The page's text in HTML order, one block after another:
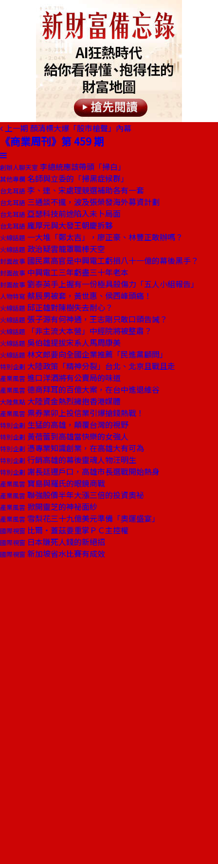
上一期 顏清標大爆「股市槍聲」內幕
《商業周刊》第 459 期
創辦人聊天室 李總統應該帶頭「掃白」
其他專欄 名師與立委的「掃黑症候群」
台北耳語 李、連、宋處理競選補助各有一套
台北耳語 三通談不攏，波及張榮發海外募資計劃
台北耳語 亞瑟科技前途陷入未卜局面
台北耳語 龐厚元與大發王朝慶拆夥
火線話題 一大堆「鄭太吉」，廖正豪、林豐正敢辦嗎？
火線話題 政治疑雲籠罩職棒天空
封面故事 國民黨高官是中興電工虧損八十一億的幕後黑手？
封面故事 中興電工三年虧盡三十年老本
封面故事 劉泰英手上握有一份極具殺傷力「五人小組報告」
人物特寫 蔡辰男被套，黃世惠、侯西峰頭痛！
火線話題 邱正雄對陳樹失去耐心？
火線話題 張子源有何神通，王志剛只敢口頭告誡？
火線話題 「非主流大本營」中經院將被整肅？
火線話題 吳伯雄提拔宋系人馬周康美
火線話題 林文郎要向全國企業推薦「民進黨顧問」
特別企劃 大陸政策「精神分裂」台北、北京且戰且走
產業風雲 進口洋酒將有公賣局的味道
產業風雲 德商拜耳的百億大案，在台中進退維谷
大陸焦點 大陸資金熱烈擁抱香港媒體
產業風雲 票券業卯上投信業引爆搶錢熱戰！
特別企劃 生猛的高雄，顛覆台灣的視野
特別企劃 黃蓓蕾到高雄當快樂的女強人
特別企劃 憑專業知識創業，在高雄大有可為
特別企劃 行銷高雄的幕後靈魂人物汪明生
特別企劃 謝長廷遷戶口，高雄市長選戰開始熱身
產業風雲 寶島與羅氏的眼鏡商戰
產業風雲 聯強股價半年大漲三倍的投資奧祕
產業風雲 掀開靈芝的神祕面紗
產業風雲 雪梨花三十九億美元準備「奧運盛宴」
國際視窗 比爾‧蓋茲要重掌ＰＣ主控權
國際視窗 日本賺死人錢的新絕招
國際視窗 新加坡省水比賽有成效